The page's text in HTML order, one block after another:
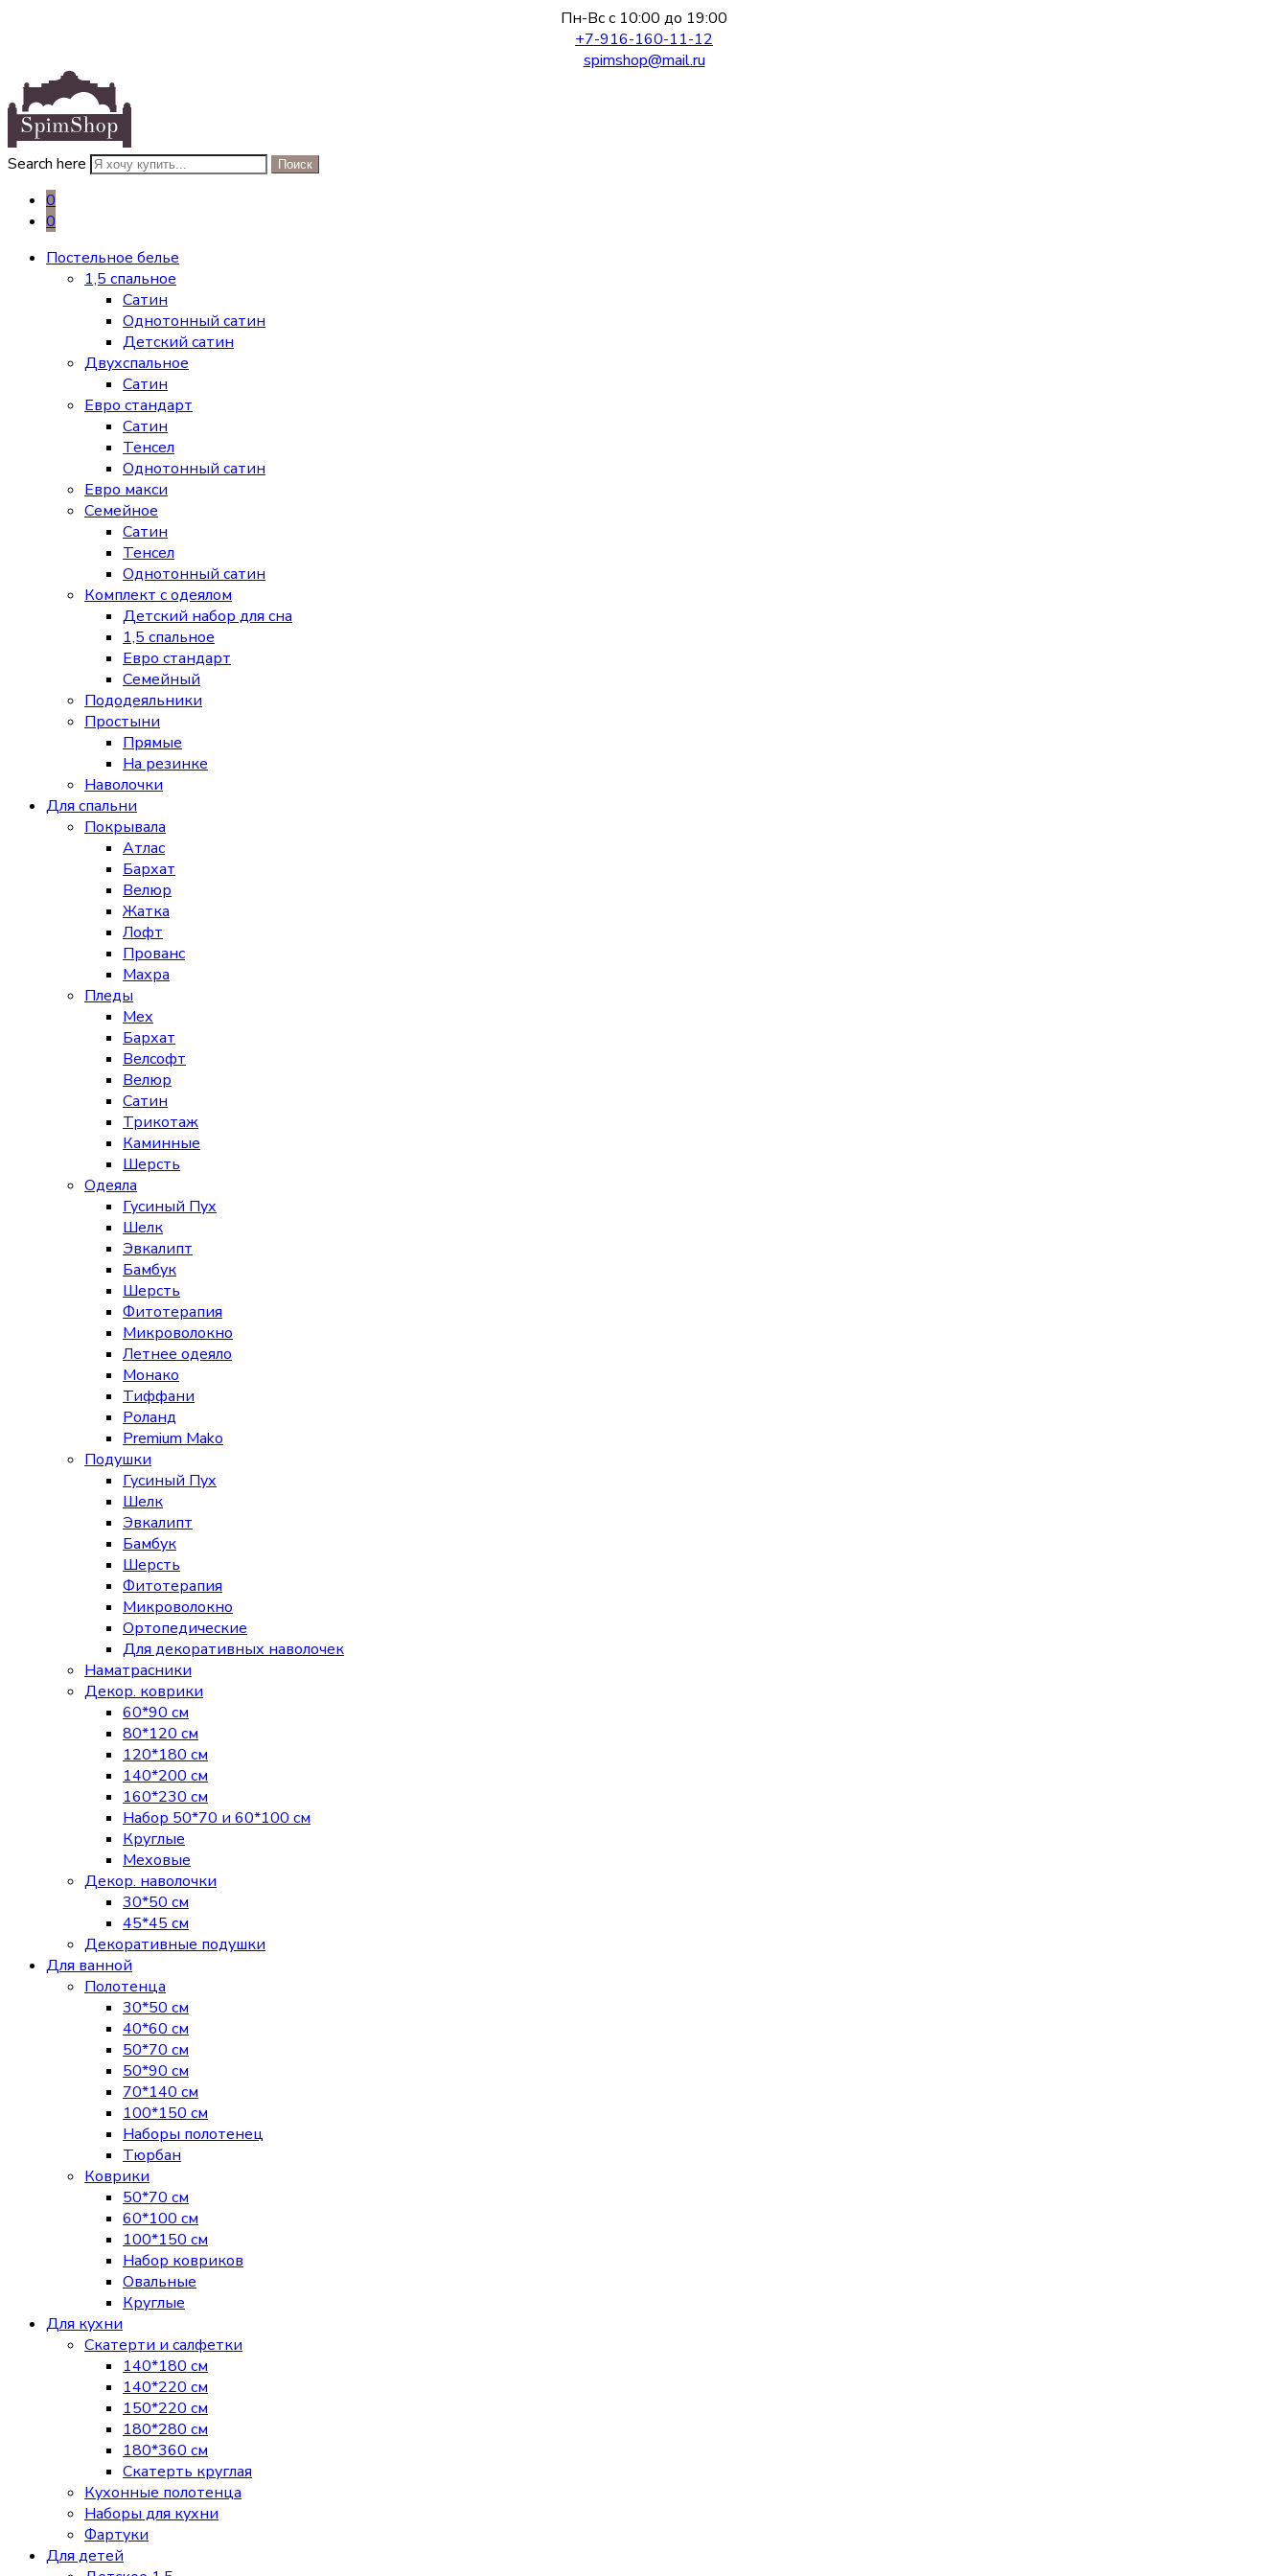
Пн-Вс с 10:00 до 19:00
+7-916-160-11-12
spimshop@mail.ru
Search here Поиск
0
0
Постельное белье
1,5 спальное
Сатин
Однотонный сатин
Детский сатин
Двухспальное
Сатин
Евро стандарт
Сатин
Тенсел
Однотонный сатин
Евро макси
Семейное
Сатин
Тенсел
Однотонный сатин
Комплект с одеялом
Детский набор для сна
1,5 спальное
Евро стандарт
Семейный
Пододеяльники
Простыни
Прямые
На резинке
Наволочки
Для спальни
Покрывала
Атлас
Бархат
Велюр
Жатка
Лофт
Прованс
Махра
Пледы
Мех
Бархат
Велсофт
Велюр
Сатин
Трикотаж
Каминные
Шерсть
Одеяла
Гусиный Пух
Шелк
Эвкалипт
Бамбук
Шерсть
Фитотерапия
Микроволокно
Летнее одеяло
Монако
Тиффани
Роланд
Premium Mako
Подушки
Гусиный Пух
Шелк
Эвкалипт
Бамбук
Шерсть
Фитотерапия
Микроволокно
Ортопедические
Для декоративных наволочек
Наматрасники
Декор. коврики
60*90 см
80*120 см
120*180 см
140*200 см
160*230 см
Набор 50*70 и 60*100 см
Круглые
Меховые
Декор. наволочки
30*50 см
45*45 см
Декоративные подушки
Для ванной
Полотенца
30*50 см
40*60 см
50*70 см
50*90 см
70*140 см
100*150 см
Наборы полотенец
Тюрбан
Коврики
50*70 см
60*100 см
100*150 см
Набор ковриков
Овальные
Круглые
Для кухни
Скатерти и салфетки
140*180 см
140*220 см
150*220 см
180*280 см
180*360 см
Скатерть круглая
Кухонные полотенца
Наборы для кухни
Фартуки
Для детей